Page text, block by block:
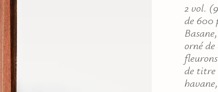
2 vol.
de 600
orné de
de titre